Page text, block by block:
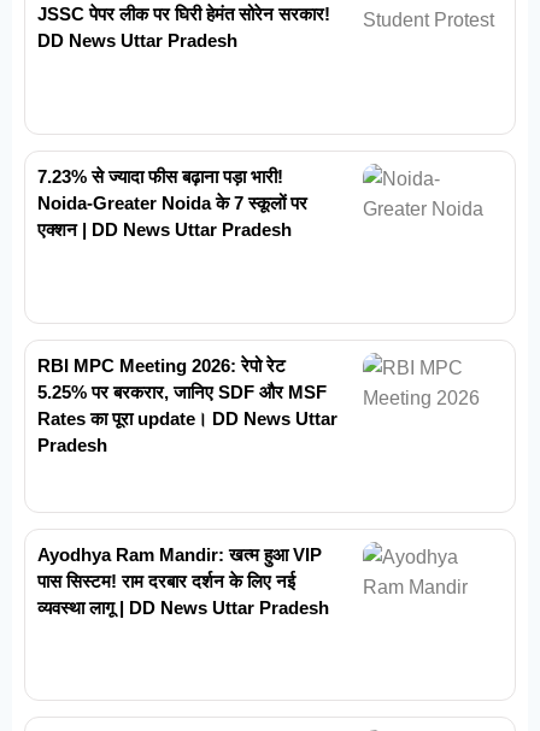
JSSC पेपर लीक पर घिरी हेमंत सोरेन सरकार!
DD News Uttar Pradesh
7.23% से ज्यादा फीस बढ़ाना पड़ा भारी!
Noida-Greater Noida के 7 स्कूलों पर
एक्शन | DD News Uttar Pradesh
RBI MPC Meeting 2026: रेपो रेट
5.25% पर बरकरार, जानिए SDF और MSF
Rates का पूरा update। DD News Uttar
Pradesh
Ayodhya Ram Mandir: खत्म हुआ VIP
पास सिस्टम! राम दरबार दर्शन के लिए नई
व्यवस्था लागू | DD News Uttar Pradesh